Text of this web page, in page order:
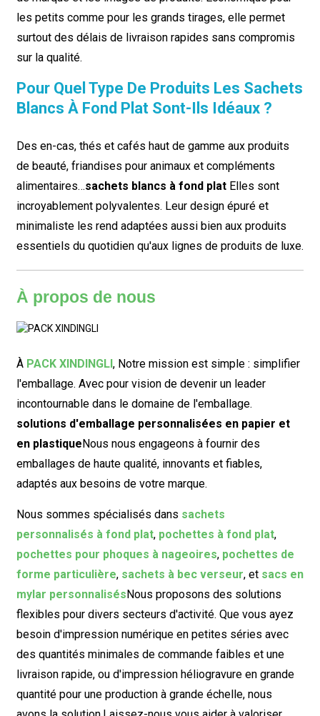
les petits comme pour les grands tirages, elle permet
surtout des délais de livraison rapides sans compromis
sur la qualité.
Pour Quel Type De Produits Les Sachets
Blancs À Fond Plat Sont-Ils Idéaux ?
Des en-cas, thés et cafés haut de gamme aux produits
de beauté, friandises pour animaux et compléments
alimentaires…sachets blancs à fond platElles sont
incroyablement polyvalentes. Leur design épuré et
minimaliste les rend adaptées aussi bien aux produits
essentiels du quotidien qu'aux lignes de produits de luxe.
À propos de nous
À PACK XINDINGLI, Notre mission est simple : simplifier
l'emballage. Avec pour vision de devenir un leader
incontournable dans le domaine de l'emballage.
solutions d'emballage personnalisées en papier et
en plastiqueNous nous engageons à fournir des
emballages de haute qualité, innovants et fiables,
adaptés aux besoins de votre marque.
Nous sommes spécialisés dans sachets
personnalisés à fond plat, pochettes à fond plat,
pochettes pour phoques à nageoires, pochettes de
forme particulière, sachets à bec verseur, et sacs en
mylar personnalisésNous proposons des solutions
flexibles pour divers secteurs d'activité. Que vous ayez
besoin d'impression numérique en petites séries avec
des quantités minimales de commande faibles et une
livraison rapide, ou d'impression héliogravure en grande
quantité pour une production à grande échelle, nous